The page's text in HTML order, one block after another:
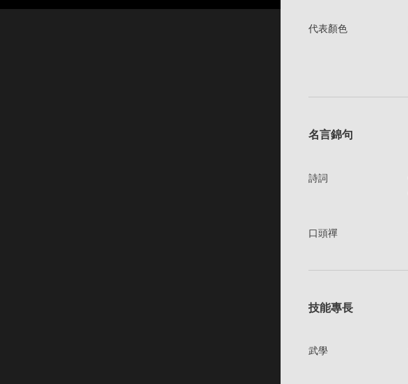
代表顏色
名言錦句
詩詞
口頭禪
技能專長
武學